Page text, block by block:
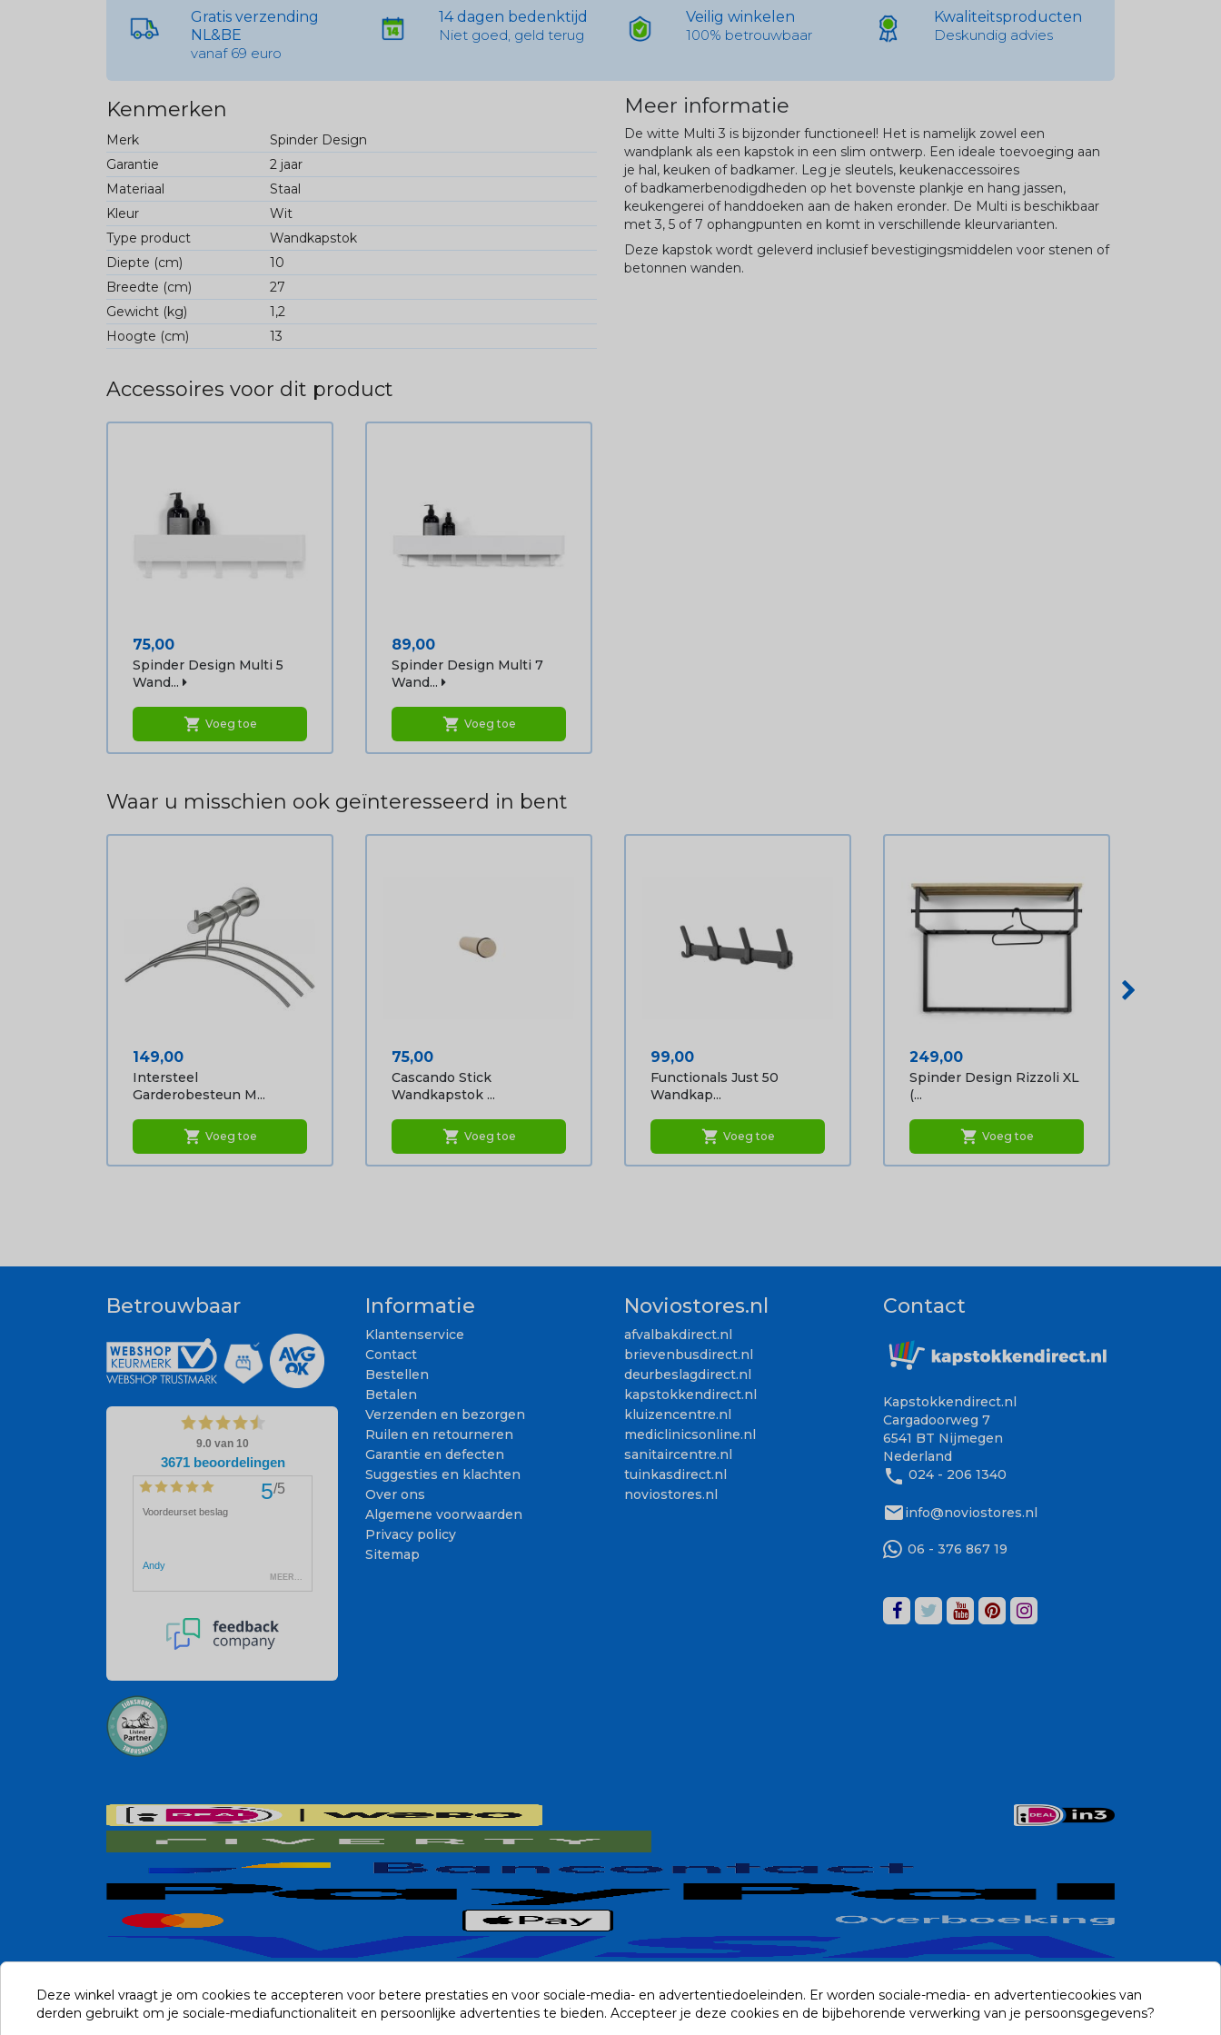
Gratis verzending
NL&BE
vanaf 69 euro
14 dagen bedenktijd
Niet goed, geld terug
Veilig winkelen
100% betrouwbaar
Kwaliteitsproducten
Deskundig advies
Kenmerken
Merk
Spinder Design
Garantie
2 jaar
Materiaal
Staal
Kleur
Wit
Type product
Wandkapstok
Diepte (cm)
10
Breedte (cm)
27
Gewicht (kg)
1,2
Hoogte (cm)
13
Meer informatie
De witte Multi 3 is bijzonder functioneel! Het is namelijk zowel een
wandplank als een kapstok in een slim ontwerp. Een ideale toevoeging aan
je hal, keuken of badkamer. Leg je sleutels, keukenaccessoires
of badkamerbenodigdheden op het bovenste plankje en hang jassen,
keukengerei of handdoeken aan de haken eronder. De Multi is beschikbaar
met 3, 5 of 7 ophangpunten en komt in verschillende kleurvarianten.
Deze kapstok wordt geleverd inclusief bevestigingsmiddelen voor stenen of
betonnen wanden.
Accessoires voor dit product
Prijs
75,00
Spinder Design Multi 5
Wand...
shopping_cart Voeg toe
Prijs
89,00
Spinder Design Multi 7
Wand...
shopping_cart Voeg toe
Waar u misschien ook geïnteresseerd in bent
Prijs
149,00
Intersteel
Garderobesteun M...
shopping_cart Voeg toe
Prijs
75,00
Cascando Stick
Wandkapstok ...
shopping_cart Voeg toe
Prijs
99,00
Functionals Just 50
Wandkap...
shopping_cart Voeg toe
Prijs
249,00
Spinder Design Rizzoli XL
(...
shopping_cart Voeg toe
Betrouwbaar Informatie
Klantenservice
Contact
Bestellen
Betalen
Verzenden en bezorgen
Ruilen en retourneren
Garantie en defecten
Suggesties en klachten
Over ons
Algemene voorwaarden
Privacy policy
Sitemap
Noviostores.nl
afvalbakdirect.nl
brievenbusdirect.nl
deurbeslagdirect.nl
kapstokkendirect.nl
kluizencentre.nl
mediclinicsonline.nl
sanitaircentre.nl
tuinkasdirect.nl
noviostores.nl
Contact
Kapstokkendirect.nl
Cargadoorweg 7
6541 BT Nijmegen
Nederland
phone 024 - 206 1340
mailinfo@noviostores.nl
06 - 376 867 19
Deze winkel vraagt je om cookies te accepteren voor betere prestaties en voor sociale-media- en advertentiedoeleinden. Er worden sociale-media- en advertentiecookies van
derden gebruikt om je sociale-mediafunctionaliteit en persoonlijke advertenties te bieden. Accepteer je deze cookies en de bijbehorende verwerking van je persoonsgegevens?